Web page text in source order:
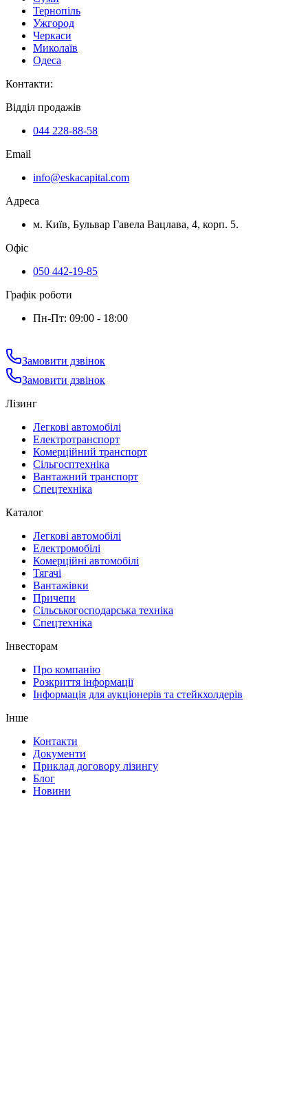
Тернопіль
Ужгород
Черкаси
Миколаїв
Одеса
Контакти:
Відділ продажів
044 228-88-58
Email
info@eskacapital.com
Адреса
м. Київ, Бульвар Гавела Вацлава, 4, корп. 5.
Офіс
050 442-19-85
Графік роботи
Пн-Пт: 09:00 - 18:00
Замовити дзвінок
Замовити дзвінок
Лізинг
Легкові автомобілі
Електротранспорт
Комерційний транспорт
Сільгосптехніка
Вантажний транспорт
Спецтехніка
Каталог
Легкові автомобілі
Електромобілі
Комерційні автомобілі
Тягачі
Вантажівки
Причепи
Сільськогосподарська техніка
Спецтехніка
Інвесторам
Про компанію
Розкриття інформації
Інформація для аукціонерів та стейкхолдерів
Інше
Контакти
Документи
Приклад договору лізингу
Блог
Новини